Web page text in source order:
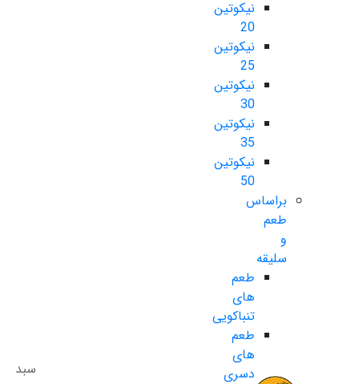
نیکوتین
20
نیکوتین
25
نیکوتین
30
نیکوتین
35
نیکوتین
50
براساس
طعم
و
سلیقه
طعم
های
تنباکویی
طعم
های
دسری
سبد